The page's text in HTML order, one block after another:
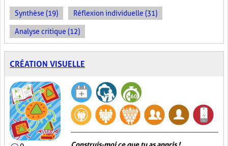
Synthèse (19) Réflexion individuelle (31)
Analyse critique (12)
CRÉATION VISUELLE